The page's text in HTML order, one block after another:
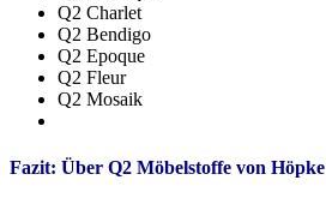
Q2 Charlet
Q2 Bendigo
Q2 Epoque
Q2 Fleur
Q2 Mosaik
Fazit: Über Q2 Möbelstoffe von Höpke